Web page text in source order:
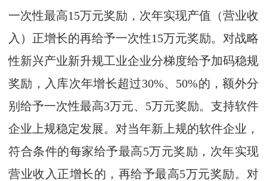
一次性最高15万元奖励，次年实现产值（营业收
入）正增长的再给予一次性15万元奖励。对战略
性新兴产业新升规工业企业分梯度给予加码稳规
奖励，入库次年增长超过30%、50%的，额外分
别给予一次性最高3万元、5万元奖励。支持软件
企业上规稳定发展。对当年新上规的软件企业，
符合条件的每家给予最高5万元奖励，次年实现
营业收入正增长的，再给予最高5万元奖励。对